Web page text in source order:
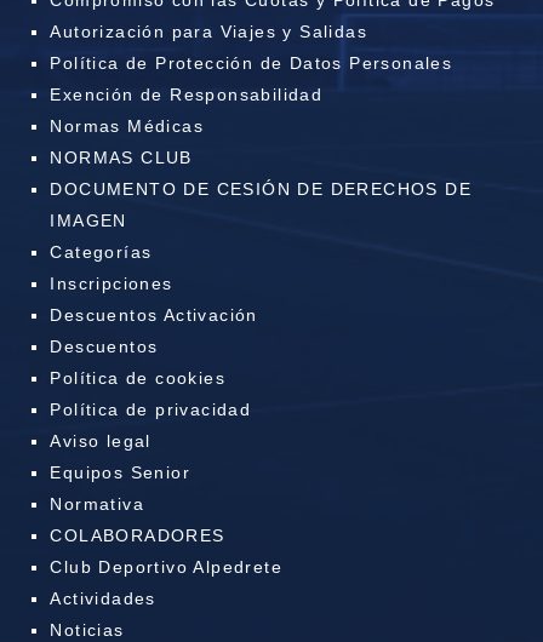
Autorización para Viajes y Salidas
Política de Protección de Datos Personales
Exención de Responsabilidad
Normas Médicas
NORMAS CLUB
DOCUMENTO DE CESIÓN DE DERECHOS DE
IMAGEN
Categorías
Inscripciones
Descuentos Activación
Descuentos
Política de cookies
Política de privacidad
Aviso legal
Equipos Senior
Normativa
COLABORADORES
Club Deportivo Alpedrete
Actividades
Noticias